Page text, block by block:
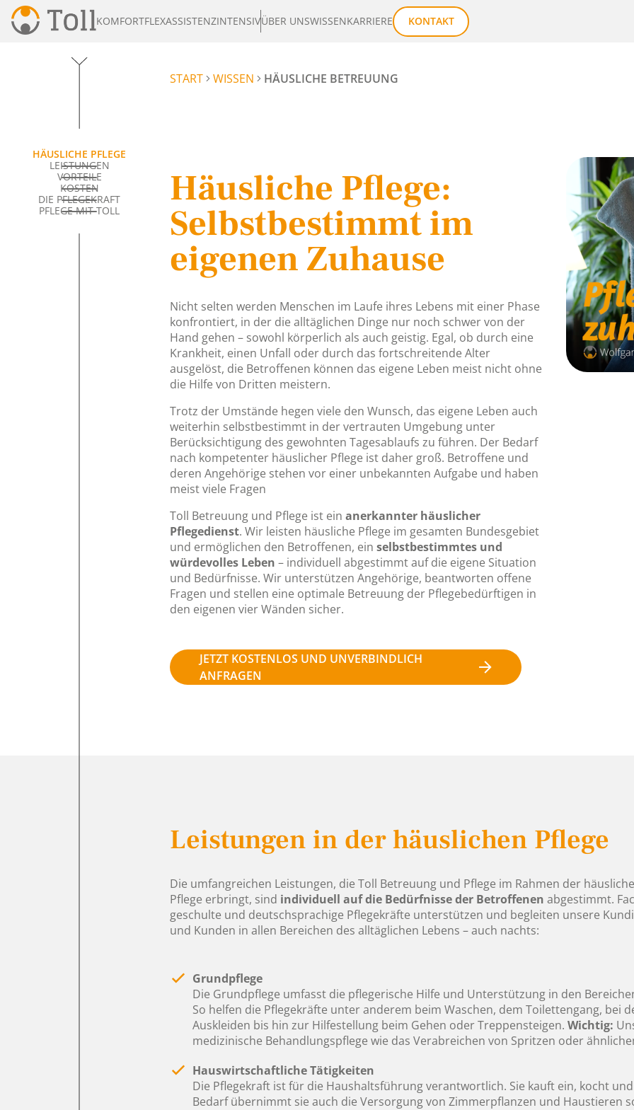
KOMFORTFLEXASSISTENZINTENSIVÜBER UNSWISSENKARRIERE KONTAKT
HÄUSLICHE PFLEGE
LEISTUNGEN
VORTEILE
KOSTEN
DIE PFLEGEKRAFT
PFLEGE MIT TOLL
START WISSEN HÄUSLICHE BETREUUNG
Häusliche Pflege:
Selbstbestimmt im
eigenen Zuhause
Nicht selten werden Menschen im Laufe ihres Lebens mit einer Phase
konfrontiert, in der die alltäglichen Dinge nur noch schwer von der
Hand gehen – sowohl körperlich als auch geistig. Egal, ob durch eine
Krankheit, einen Unfall oder durch das fortschreitende Alter
ausgelöst, die Betroffenen können das eigene Leben meist nicht ohne
die Hilfe von Dritten meistern.
Trotz der Umstände hegen viele den Wunsch, das eigene Leben auch
weiterhin selbstbestimmt in der vertrauten Umgebung unter
Berücksichtigung des gewohnten Tagesablaufs zu führen. Der Bedarf
nach kompetenter häuslicher Pflege ist daher groß. Betroffene und
deren Angehörige stehen vor einer unbekannten Aufgabe und haben
meist viele Fragen
Toll Betreuung und Pflege ist ein anerkannter häuslicher
Pflegedienst. Wir leisten häusliche Pflege im gesamten Bundesgebiet
und ermöglichen den Betroffenen, ein selbstbestimmtes und
würdevolles Leben – individuell abgestimmt auf die eigene Situation
und Bedürfnisse. Wir unterstützen Angehörige, beantworten offene
Fragen und stellen eine optimale Betreuung der Pflegebedürftigen in
den eigenen vier Wänden sicher.
JETZT KOSTENLOS UND UNVERBINDLICH
ANFRAGEN
Leistungen in der häuslichen Pflege
Die umfangreichen Leistungen, die Toll Betreuung und Pflege im Rahmen der
Pflege erbringt, sind individuell auf die Bedürfnisse der Betroffenen abgestimmt.
geschulte und deutschsprachige Pflegekräfte unterstützen und begleiten unsere
und Kunden in allen Bereichen des alltäglichen Lebens – auch nachts:
Grundpflege
Die Grundpflege umfasst die pflegerische Hilfe und Unterstützung in den
So helfen die Pflegekräfte unter anderem beim Waschen, dem Toilettengang, bei
Auskleiden bis hin zur Hilfestellung beim Gehen oder Treppensteigen. Wichtig:
medizinische Behandlungspflege wie das Verabreichen von Spritzen oder
Hauswirtschaftliche Tätigkeiten
Die Pflegekraft ist für die Haushaltsführung verantwortlich. Sie kauft ein, kocht
Bedarf übernimmt sie auch die Versorgung von Zimmerpflanzen und Haustieren